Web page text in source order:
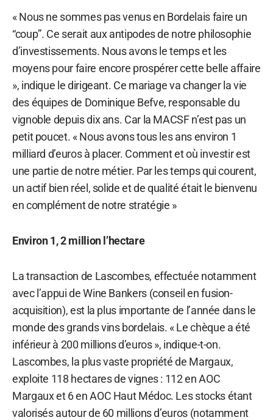
« Nous ne sommes pas venus en Bordelais faire un
“coup”. Ce serait aux antipodes de notre philosophie
d’investissements. Nous avons le temps et les
moyens pour faire encore prospérer cette belle affaire
», indique le dirigeant. Ce mariage va changer la vie
des équipes de Dominique Befve, responsable du
vignoble depuis dix ans. Car la MACSF n’est pas un
petit poucet. « Nous avons tous les ans environ 1
milliard d’euros à placer. Comment et où investir est
une partie de notre métier. Par les temps qui courent,
un actif bien réel, solide et de qualité était le bienvenu
en complément de notre stratégie »
Environ 1, 2 million l’hectare
La transaction de Lascombes, effectuée notamment
avec l’appui de Wine Bankers (conseil en fusion-
acquisition), est la plus importante de l’année dans le
monde des grands vins bordelais. « Le chèque a été
inférieur à 200 millions d’euros », indique-t-on.
Lascombes, la plus vaste propriété de Margaux,
exploite 118 hectares de vignes : 112 en AOC
Margaux et 6 en AOC Haut Médoc. Les stocks étant
valorisés autour de 60 millions d’euros (notamment